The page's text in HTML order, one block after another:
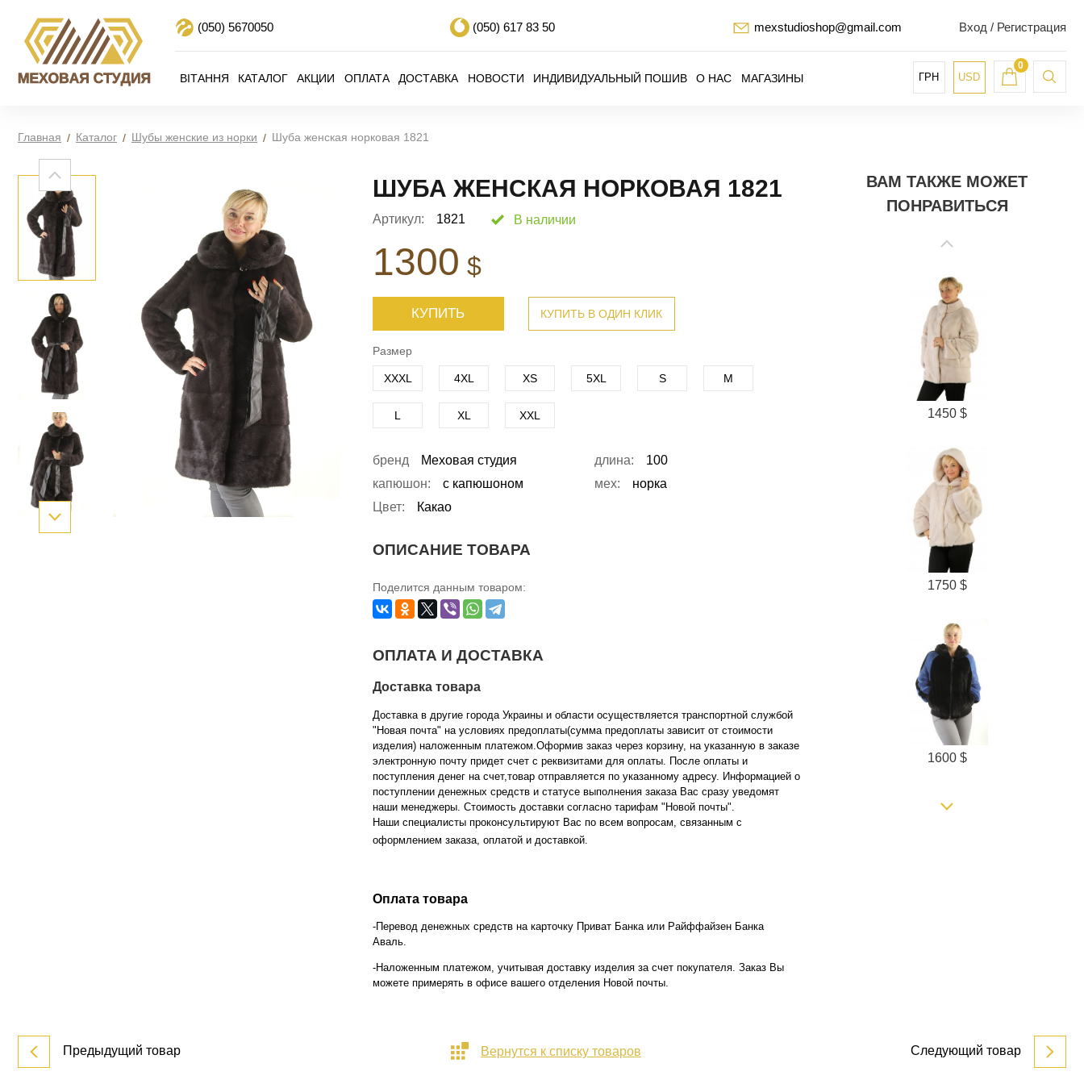
(050) 5670050 (050) 617 83 50 mexstudioshop@gmail.com Вход / Регистрация
ВІТАННЯ КАТАЛОГ АКЦИИ ОПЛАТА ДОСТАВКА НОВОСТИ ИНДИВИДУАЛЬНЫЙ ПОШИВ О НАС МАГАЗИНЫ ГРН USD
0
Главная Каталог Шубы женские из норки Шуба женская норковая 1821
ШУБА ЖЕНСКАЯ НОРКОВАЯ 1821
Артикул: 1821 В наличии
1300 $
КУПИТЬ КУПИТЬ В ОДИН КЛИК
Размер
XXXL 4XL XS 5XL S M
L XL XXL
бренд Меховая студия длина:
100
капюшон:
с капюшоном мех:
норка
Цвет:
Какао
ОПИСАНИЕ ТОВАРА
Поделится данным товаром:
ОПЛАТА И ДОСТАВКА
Доставка товара
Доставка в другие города Украины и области осуществляется транспортной службой
"Новая почта" на условиях предоплаты(сумма предоплаты зависит от стоимости
изделия) наложенным платежом.Оформив заказ через корзину, на указанную в заказе
электронную почту придет счет с реквизитами для оплаты. После оплаты и
поступления денег на счет,товар отправляется по указанному адресу. Информацией о
поступлении денежных средств и статусе выполнения заказа Вас сразу уведомят
наши менеджеры. Стоимость доставки согласно тарифам "Новой почты".
Наши специалисты проконсультируют Вас по всем вопросам, связанным с
оформлением заказа, оплатой и доставкой.
Оплата товара
-Перевод денежных средств на карточку Приват Банка или Райффайзен Банка
Аваль.
-Наложенным платежом, учитывая доставку изделия за счет покупателя. Заказ Вы
можете примерять в офисе вашего отделения Новой почты.
Вернутся к списку товаров
Предыдущий товар Следующий товар
ВАМ ТАКЖЕ МОЖЕТ
ПОНРАВИТЬСЯ
1450 $
1750 $
1600 $